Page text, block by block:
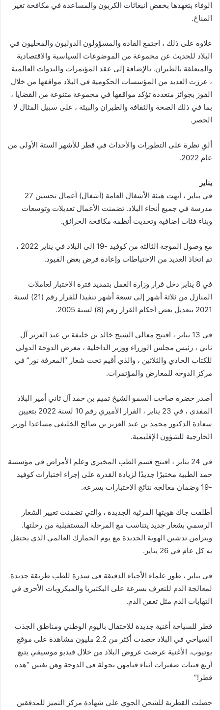
الوفاء بتعهدها بخفض انبعاثات الكربون والمساعدة في مكافحة تغير
المناخ.
علاوة على ذلك ، اجتمع القادة والمسؤولون الدوليون والمحليون في
البلاد للحديث عن مجموعة من الموضوعات السياسية والاقتصادية
والمتعلقة بالطيران. بالإضافة إلى عقد المؤتمرات والندوات العالمية
، عززت العديد من المؤسسات الحكومية في البلاد مواقفها من خلال
الفوز بجوائز متعددة تؤكد مواقفها في مجموعة متنوعة من القضايا ،
بما في ذلك الصحة والثقافة والطيران والبيئة ، على سبيل المثال لا
الحصر.
ألقِ نظرة على التطورات والأحداث في قطر للأشهر الستة الأولى من
عام 2022.
يناير
في يناير ، أنهت هيئة الأشغال العامة (أشغال) أعمال تحسين 27
مدرسة في جميع أنحاء البلاد. تضمنت الأعمال تعديلات وتوسعات
وبناء فئات إضافية وتحديث أنظمة مكافحة الحرائق.
مع وصول الموجة الثالثة من كوفيد -19 إلى البلاد في يناير 2022 ،
تم اتخاذ العديد من الاحتياطات وإعادة فرض بعض القيود.
في 8 يناير دخل قرار وزارة العمل بتمديد فترة الاختبار لعاملات
المنازل من ثلاثة أشهر إلى تسعة أشهر تنفيذا للقرار رقم (21) لسنة
2021 بتعديل بعض أحكام القرار رقم (8) لسنة 2005.
في 13 يناير ، افتتح معالي الشيخ خالد بن خليفة بن عبد العزيز آل
ثاني ، رئيس مجلس الوزراء ووزير الداخلية ، معرض الدوحة الدولي
للكتاب الحادي والثلاثين ، والذي أقيم تحت شعار “المعرفة نور” في
مركز الدوحة للمعارض والمؤتمرات.
أصدر حضرة صاحب السمو الشيخ تميم بن حمد آل ثاني أمير البلاد
المفدى ، في 23 يناير ، القرار الأميري رقم 10 لسنة 2022 بتعيين
سعادة الدكتور محمد بن عبد العزيز بن صالح الخليفي مساعدا لوزير
الخارجية للشؤون الإقليمية.
في 24 يناير ، افتتح قسم الطب المخبري وعلم الأمراض في مؤسسة
حمد الطبية مختبرًا جديدًا لزيادة القدرة على إجراء اختبارات كوفيد
-19 وضمان معالجة نتائج الاختبارات بسرعة.
أطلقت جاك هويتها المرئية الجديدة ، والتي تضمنت تغيير الشعار
الرسمي بشعار جديد يتناسب مع المرحلة المستقبلية من رحلتها.
ويتزامن تدشين الهوية الجديدة مع يوم الجمارك العالمي الذي يحتفل
به كل عام في 26 يناير.
في يناير ، طور علماء الأحياء الدقيقة في سدرة للطب طريقة جديدة
لمعالجة الدم للتعرف بسرعة على البكتيريا والميكروبات الأخرى في
التهابات الدم مثل تعفن الدم.
قطر للسياحة أغنية جديدة للاحتفال باليوم الوطني ومناطق الجذب
السياحي في البلاد حصدت أكثر من 2.2 مليون مشاهدة على موقع
يوتيوب. الأغنية عرضت عروض البلاد من خلال فيديو موسيقي يتبع
أربع فتيات صغيرات أثناء قيامهن بجولة في الدوحة وهن يغنين “هذه
قطر!”
حصلت القطرية للشحن الجوي على شهادة مركز التميز للمدققين